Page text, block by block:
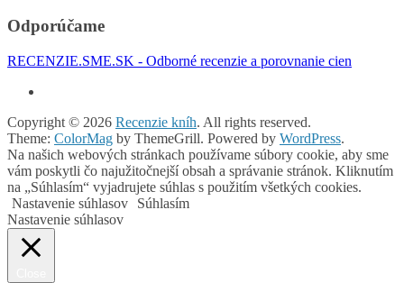
Odporúčame
RECENZIE.SME.SK - Odborné recenzie a porovnanie cien
Copyright © 2026 Recenzie kníh. All rights reserved.
Theme: ColorMag by ThemeGrill. Powered by WordPress.
Na našich webových stránkach používame súbory cookie, aby sme
vám poskytli čo najužitočnejší obsah a správanie stránok. Kliknutím
na „Súhlasím“ vyjadrujete súhlas s použitím všetkých cookies.
Nastavenie súhlasov
Súhlasím
Nastavenie súhlasov